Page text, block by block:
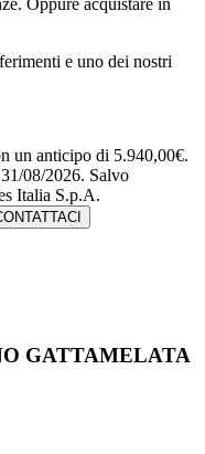
Oppure acquistare in
e uno dei nostri
un anticipo di 5.940,00€.
08/2026. Salvo
Italia S.p.A.
GATTAMELATA